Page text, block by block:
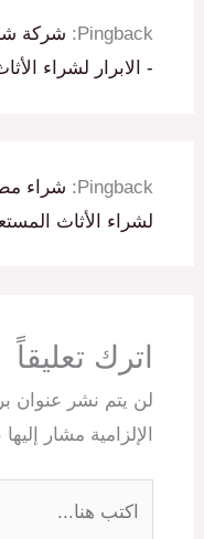
Pingback:
شركة
- الابرار لشراء
Pingback:
شراء
لشراء الأثاث
اترك تعليقاً
لن يتم نشر عنوان
الإلزامية مشار إليها